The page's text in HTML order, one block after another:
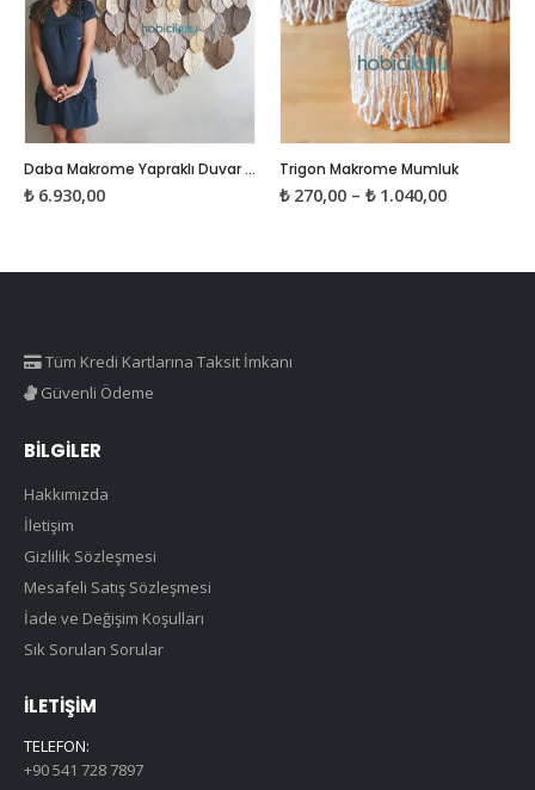
Bu ürünün birden fazla varyasyonu var. Seçenekler ürün sayfasından seçilebilir
Daba Makrome Yapraklı Duvar Süsü
₺6.930,00
Bu ürünün birden fazla varyasyonu var. Seçenekler ürün sayfasından seçilebilir
Trigon Makrome Mumluk
₺270,00 – ₺1.040,00Fiyat
Tüm Kredi Kartlarına Taksit İmkanı
Güvenli Ödeme
BILGILER
Hakkımızda
İletişim
Gizlilik Sözleşmesi
Mesafeli Satış Sözleşmesi
İade ve Değişim Koşulları
Sık Sorulan Sorular
İLETIŞIM
TELEFON:
+90 541 728 7897